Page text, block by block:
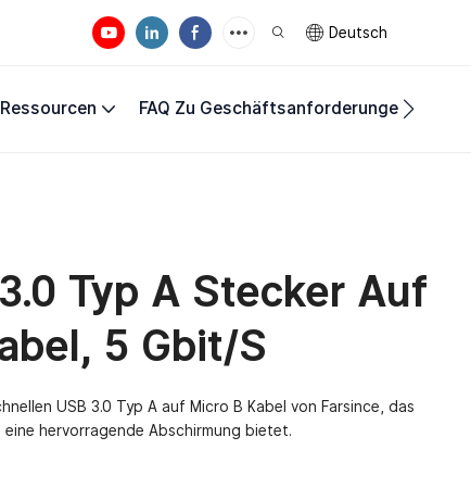
Deutsch
Ressourcen FAQ Zu Geschäftsanforderungen
Typ A Stecker Auf
5 Gbit/s
USB 3.0 Typ A auf Micro B Kabel von Farsince, das
hervorragende Abschirmung bietet.